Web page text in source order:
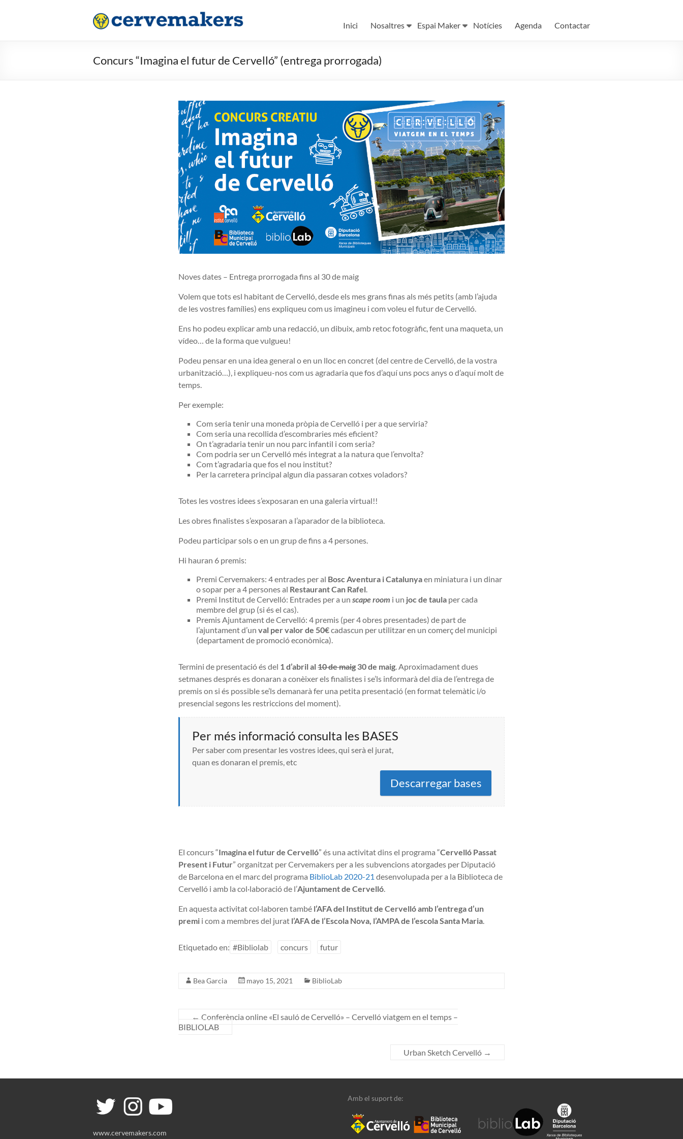
Inici Nosaltres Espai Maker Notícies Agenda Contactar
Concurs “Imagina el futur de Cervelló” (entrega prorrogada)
Noves dates – Entrega prorrogada fins al 30 de maig
Volem que tots esl habitant de Cervelló, desde els mes grans finas als més petits (amb l’ajuda
de les vostres famílies) ens expliqueu com us imagineu i com voleu el futur de Cervelló.
Ens ho podeu explicar amb una redacció, un dibuix, amb retoc fotogràfic, fent una maqueta, un
vídeo… de la forma que vulgueu!
Podeu pensar en una idea general o en un lloc en concret (del centre de Cervelló, de la vostra
urbanització…), i expliqueu-nos com us agradaria que fos d’aquí uns pocs anys o d’aquí molt de
temps.
Per exemple:
Com seria tenir una moneda pròpia de Cervelló i per a que serviria?
Com seria una recollida d’escombraries més eficient?
On t’agradaria tenir un nou parc infantil i com seria?
Com podria ser un Cervelló més integrat a la natura que l’envolta?
Com t’agradaria que fos el nou institut?
Per la carretera principal algun dia passaran cotxes voladors?
Totes les vostres idees s’exposaran en una galeria virtual!!
Les obres finalistes s’exposaran a l’aparador de la biblioteca.
Podeu participar sols o en un grup de fins a 4 persones.
Hi hauran 6 premis:
Premi Cervemakers: 4 entrades per al Bosc Aventura i Catalunyaen miniatura i un dinar
o sopar per a 4 persones al Restaurant Can Rafel
Premi Institut de Cervelló: Entrades per a un scape room i un joc de taula per cada
membre del grup (si és el cas).
Premis Ajuntament de Cervelló: 4 premis (per 4 obres presentades) de part de
l’ajuntament d’unval per valor de 50€cadascun per utilitzar en un comerç del municipi
(departament de promoció econòmica).
Termini de presentació és del 1 d’abril al10 de maig30 de maig . Aproximadament dues
setmanes després es donaran a conèixer els finalistes i se’ls informarà del dia de l’entrega de
premis on si és possible se’ls demanarà fer una petita presentació (en format telemàtic i/o
presencial segons les restriccions del moment).
Per més informació consulta les BASES
Per saber com presentar les vostres idees, qui serà el jurat,
quan es donaran el premis, etc
Descarregar bases
El concurs “Imagina el futur de Cervelló” és una activitat dins el programa “Cervelló Passat
Present i Futur” organitzat per Cervemakers per a les subvencions atorgades per Diputació
de Barcelona en el marc del programa BiblioLab 2020-21 desenvolupada per a la Biblioteca de
Cervelló i amb la col·laboració de l’Ajuntament de Cervelló
En aquesta activitat col·laboren també l’AFA del Institut de Cervelló amb l’entrega d’un
premi i com a membres del jurat l’AFA de l’Escola Nova, l’AMPA de l’escola Santa Maria
Etiquetado en: #Bibliolab concurs futur
Bea Garcia mayo 15, 2021 BiblioLab
← Conferència online «El sauló de Cervelló» – Cervelló viatgem en el temps –
BIBLIOLAB
Urban Sketch Cervelló →
www.cervemakers.com
Amb el suport de: